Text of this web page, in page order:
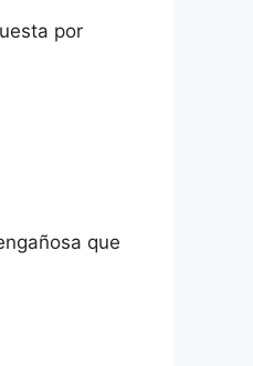
por
que